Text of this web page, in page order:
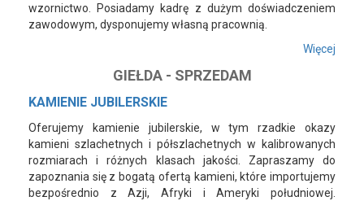
wzornictwo. Posiadamy kadrę z dużym doświadczeniem
zawodowym, dysponujemy własną pracownią.
Więcej
GIEŁDA - SPRZEDAM
KAMIENIE JUBILERSKIE
Oferujemy kamienie jubilerskie, w tym rzadkie okazy
kamieni szlachetnych i półszlachetnych w kalibrowanych
rozmiarach i różnych klasach jakości. Zapraszamy do
zapoznania się z bogatą ofertą kamieni, które importujemy
bezpośrednio z Azji, Afryki i Ameryki południowej.